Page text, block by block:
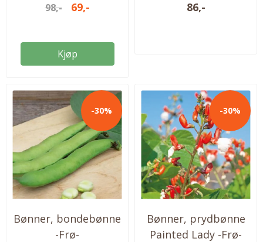
vårt klima. 30 frø i pakken.
frø i pakken: ca. 30 frø
98,- 69,-
Kjøp
pakken. Høyde: 40cm Såtid
86,-
-30%
Bønner, bondebønne
-Frø-
-30%
Bønner, prydbønne
Painted Lady -Frø-